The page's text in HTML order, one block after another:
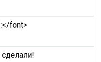
font>
сделали!